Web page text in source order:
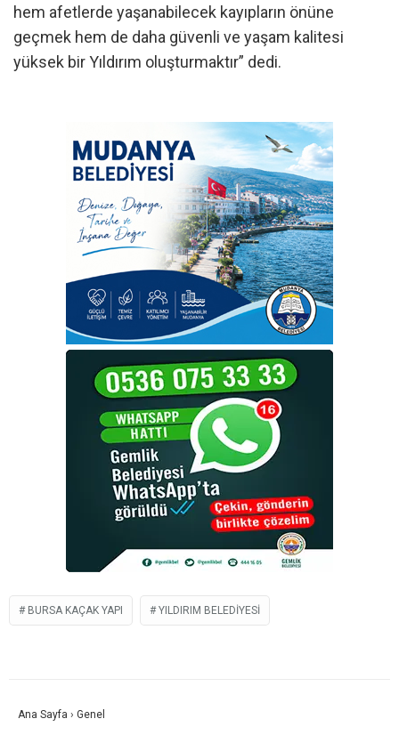
hem afetlerde yaşanabilecek kayıpların önüne
geçmek hem de daha güvenli ve yaşam kalitesi
yüksek bir Yıldırım oluşturmaktır” dedi.
BURSA KAÇAK YAPI YILDIRIM BELEDIYESI
Ana Sayfa › Genel